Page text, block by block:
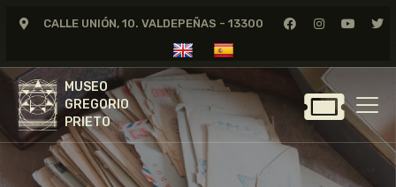
CALLE UNIÓN, 10. VALDEPEÑAS - 13300
MUSEO
GREGORIO
PRIETO
MUSEO
GREGORIO
PRIETO
GREGORIO PRIETO
MUSEO